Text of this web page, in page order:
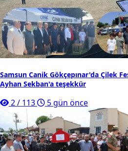
Samsun Canik Gökçepınar'da Çilek
Ayhan Sekban'a teşekkür
2/ 113 5 gün önce